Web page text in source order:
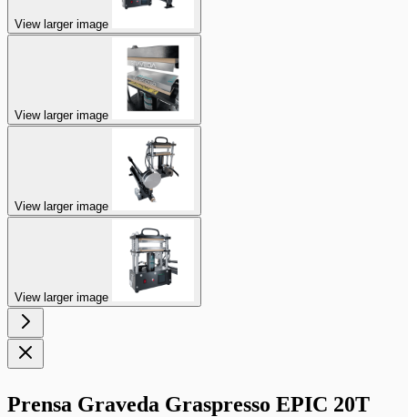
View larger image
View larger image
View larger image
View larger image
Prensa Graveda Graspresso EPIC 20T